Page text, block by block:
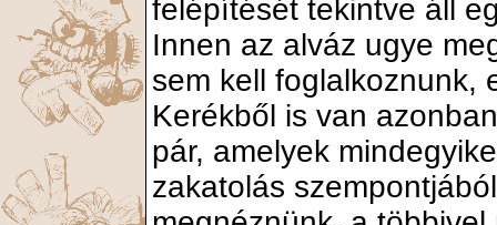
felépítését tekintve áll
Innen az alváz ugye
sem kell foglalkoznunk,
Kerékből is van
pár, amelyek
zakatolás